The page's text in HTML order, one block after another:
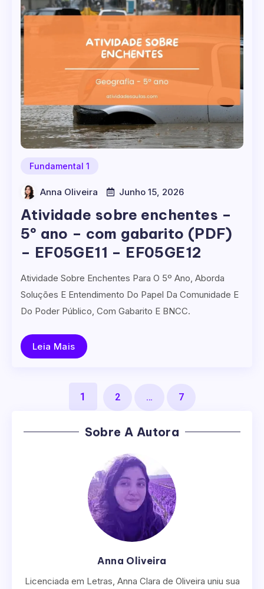
Fundamental 1
Anna Oliveira Junho 15, 2026
Atividade sobre enchentes –
5º ano – com gabarito (PDF)
– EF05GE11 – EF05GE12
Atividade Sobre Enchentes Para O 5º Ano, Aborda
Soluções E Entendimento Do Papel Da Comunidade E
Do Poder Público, Com Gabarito E BNCC.
Leia Mais
1 2 … 7
Sobre A Autora
Anna Oliveira
Licenciada em Letras, Anna Clara de Oliveira uniu sua